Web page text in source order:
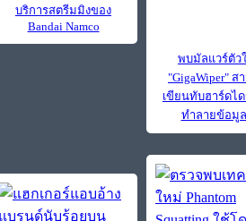
บริการสตรีมมิงของ
Bandai Namco
พบมัลแวร์ตัว
"GigaWiper" ส
เขียนทับฮาร์ดไ
ทำลายข้อมู